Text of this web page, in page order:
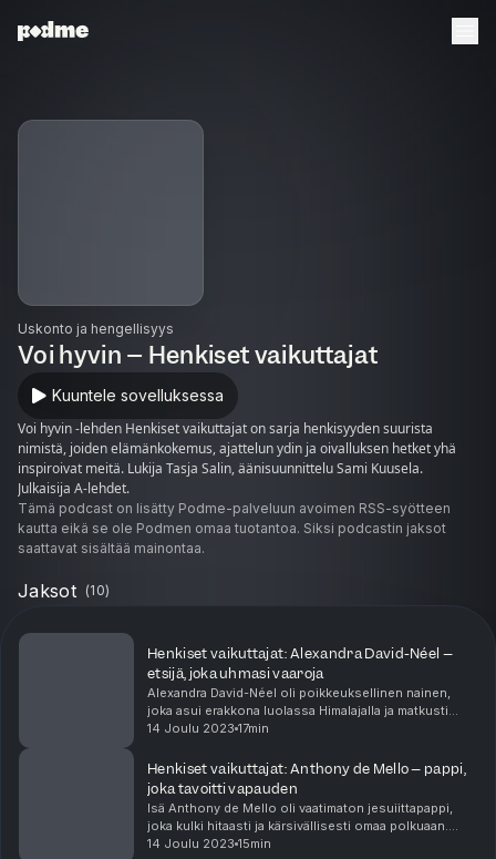
Uskonto ja hengellisyys
Voi hyvin – Henkiset vaikuttajat
Kuuntele sovelluksessa
Voi hyvin -lehden Henkiset vaikuttajat on sarja henkisyyden suurista
nimistä, joiden elämänkokemus, ajattelun ydin ja oivalluksen hetket yhä
inspiroivat meitä. Lukija Tasja Salin, äänisuunnittelu Sami Kuusela.
Julkaisija A-lehdet.
Tämä podcast on lisätty Podme-palveluun avoimen RSS-syötteen
kautta eikä se ole Podmen omaa tuotantoa. Siksi podcastin jaksot
saattavat sisältää mainontaa.
Jaksot (10)
Henkiset vaikuttajat: Alexandra David-Néel –
etsijä, joka uhmasi vaaroja
Alexandra David-Néel oli poikkeuksellinen nainen,
joka asui erakkona luolassa Himalajalla ja matkusti
luvatta Tiibetiin. Hänen elämänsä näyttää, mitä ihminen
14 Joulu 2023 17min
Henkiset vaikuttajat: Anthony de Mello – pappi,
joka tavoitti vapauden
Isä Anthony de Mello oli vaatimaton jesuiittapappi,
joka kulki hitaasti ja kärsivällisesti omaa polkuaan.
Hänen mieliaiheitaan olivat onnellisuus ja riippuvuus.
14 Joulu 2023 15min